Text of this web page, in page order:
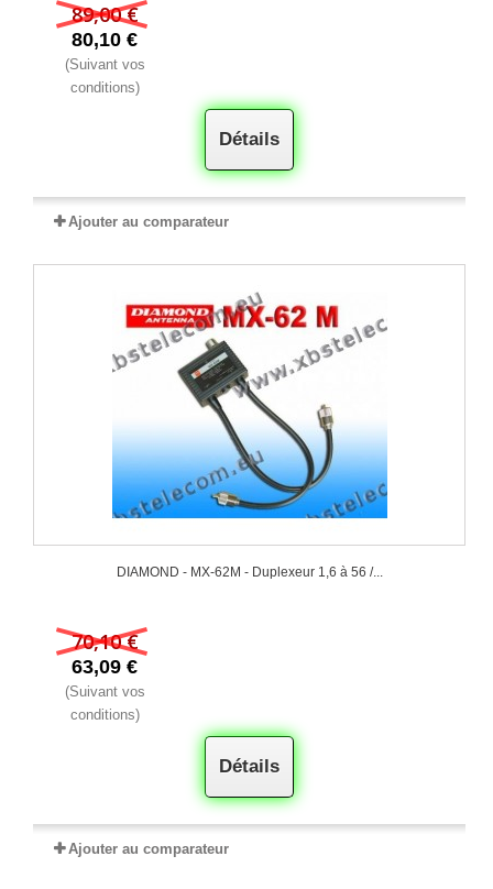
89,00 €
80,10 €
(Suivant vos
conditions)
Détails
Ajouter au comparateur
DIAMOND - MX-62M - Duplexeur 1,6 à 56 /...
70,10 €
63,09 €
(Suivant vos
conditions)
Détails
Ajouter au comparateur